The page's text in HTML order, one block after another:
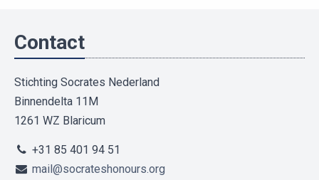
Contact
Stichting Socrates Nederland
Binnendelta 11M
1261 WZ Blaricum
+31 85 401 94 51
mail@socrateshonours.org